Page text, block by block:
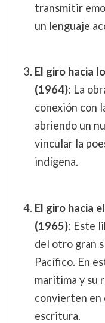
transmitir
un lenguaje
El giro hacia
(1964): La
conexión con
abriendo un
vincular la
indígena.
El giro hacia
(1965): Este
del otro gran
Pacífico. En
marítima y su
convierten en
escritura.